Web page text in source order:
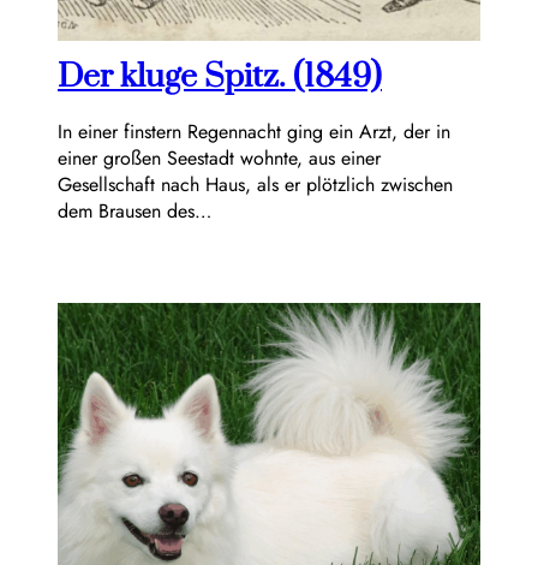
Der kluge Spitz. (1849)
In einer finstern Regennacht ging ein Arzt, der in
einer großen Seestadt wohnte, aus einer
Gesellschaft nach Haus, als er plötzlich zwischen
dem Brausen des…